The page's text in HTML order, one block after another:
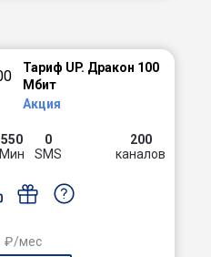
Тариф UP. Дракон 100
Мбит
Акция
550
Мин
0
SMS
200
каналов
₽/мес